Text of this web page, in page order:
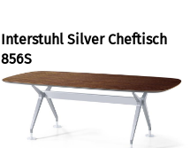
Interstuhl Silver Cheftisch
856S